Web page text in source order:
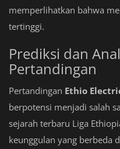
memperlihatkan bahwa
tertinggi.
Prediksi dan
Pertandingan
Pertandingan Ethio
berpotensi menjadi salah
sejarah terbaru Liga
keunggulan yang berbeda